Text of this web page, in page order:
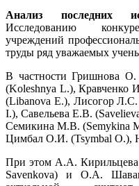
Анализ последних
Исследованию
учреждений
труды ряд уважаемых
В частности Гришнова
(Koleshnya L.),
(Libanova E.), Лисогор
I.), Савельева Е.В.
Семикина М.В. (Semykina
Цимбал О.И. (Tsymbal O.),
При этом А.А.
Savenkova) и О.А.